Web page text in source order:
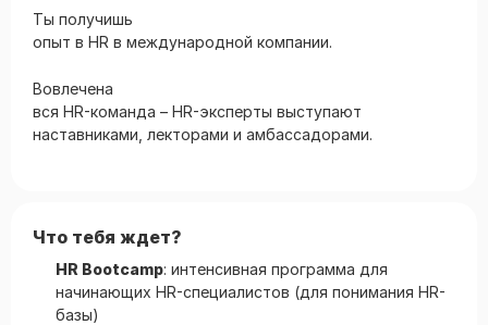
Ты получишь
опыт в HR в международной компании.
Вовлечена
вся HR-команда – HR-эксперты выступают
наставниками, лекторами и амбассадорами.
Что тебя ждет?
HR Bootcamp: интенсивная программа для
начинающих HR-специалистов (для понимания HR-
базы)